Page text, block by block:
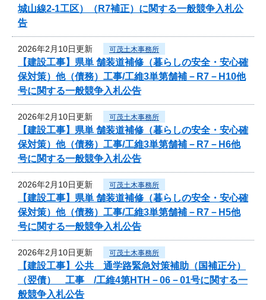
城山線2-1工区）（R7補正）に関する一般競争入札公
告
2026年2月10日更新 可茂土木事務所
【建設工事】県単 舗装道補修（暮らしの安全・安心確
保対策）他（債務）工事/工維3単第舗補－R7－H10他
号に関する一般競争入札公告
2026年2月10日更新 可茂土木事務所
【建設工事】県単 舗装道補修（暮らしの安全・安心確
保対策）他（債務）工事/工維3単第舗補－R7－H6他
号に関する一般競争入札公告
2026年2月10日更新 可茂土木事務所
【建設工事】県単 舗装道補修（暮らしの安全・安心確
保対策）他（債務）工事/工維3単第舗補－R7－H5他
号に関する一般競争入札公告
2026年2月10日更新 可茂土木事務所
【建設工事】公共 通学路緊急対策補助（国補正分）
（翌債） 工事 /工維4第HTH－06－01号に関する一
般競争入札公告